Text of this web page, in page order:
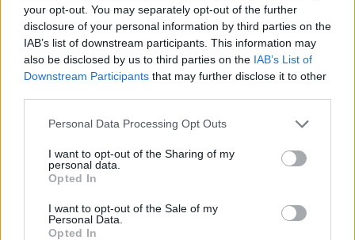
your opt-out. You may separately opt-out of the further
disclosure of your personal information by third parties on the
IAB’s list of downstream participants. This information may
also be disclosed by us to third parties on the IAB’s List of
Downstream Participants that may further disclose it to other
Please note that this website/app uses one or more Google
not limited to your visit or usage behaviour. You may click to
grant or deny consent to Google and its third-party tags to
use your data for below specified purposes in below Google
consent section.
Personal Data Processing Opt Outs
I want to opt-out of the Sharing of my
personal data.
Opted In
I want to opt-out of the Sale of my
Personal Data.
Opted In
NEWS